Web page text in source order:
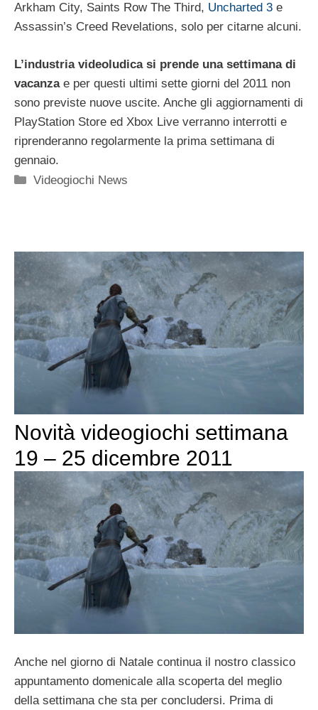
Arkham City, Saints Row The Third, Uncharted 3 e
Assassin’s Creed Revelations, solo per citarne alcuni.
L’industria videoludica si prende una settimana di
vacanzae per questi ultimi sette giorni del 2011 non
sono previste nuove uscite. Anche gli aggiornamenti di
PlayStation Store ed Xbox Live verranno interrotti e
riprenderanno regolarmente la prima settimana di
gennaio.
Categorie
Videogiochi News
Novità videogiochi settimana
19 – 25 dicembre 2011
Anche nel giorno di Natale continua il nostro classico
appuntamento domenicale alla scoperta del meglio
della settimana che sta per concludersi. Prima di